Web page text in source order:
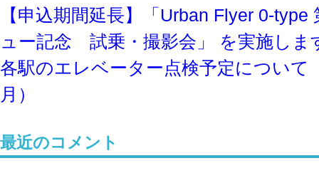
【申込期間延長】「Urban Flyer 0-type
ュー記念 試乗・撮影会」 を実施しま
各駅のエレベーター点検予定について
月）
最近のコメント